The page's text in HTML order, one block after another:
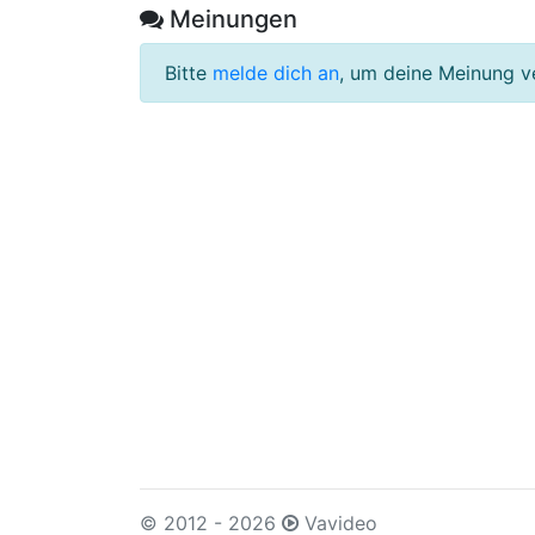
Meinungen
Bitte melde dich an, um deine Meinung
© 2012 - 2026 Vavideo